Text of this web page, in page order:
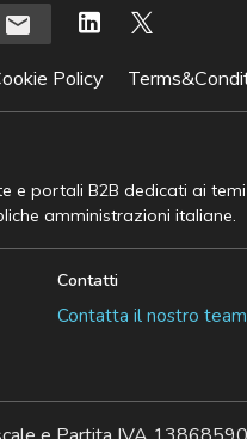
Policy
portali B2B dedicati ai
amministrazioni italiane.
Contatti
Contatta il nostro